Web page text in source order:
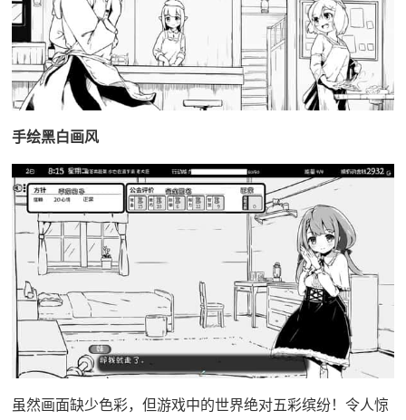
手绘黑白画风
虽然画面缺少色彩，但游戏中的世界绝对五彩缤纷！令人惊